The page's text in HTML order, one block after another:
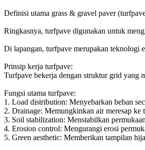
Definisi utama grass & gravel paver
Ringkasnya, turfpave digunakan untuk
Di lapangan, turfpave merupakan teknologi
Prinsip kerja turfpave:
Turfpave bekerja dengan struktur grid yang
Fungsi utama turfpave:
1. Load distribution: Menyebarkan beban
2. Drainage: Memungkinkan air meresap ke
3. Soil stabilization: Menstabilkan
4. Erosion control: Mengurangi erosi
5. Green aesthetic: Memberikan tampilan